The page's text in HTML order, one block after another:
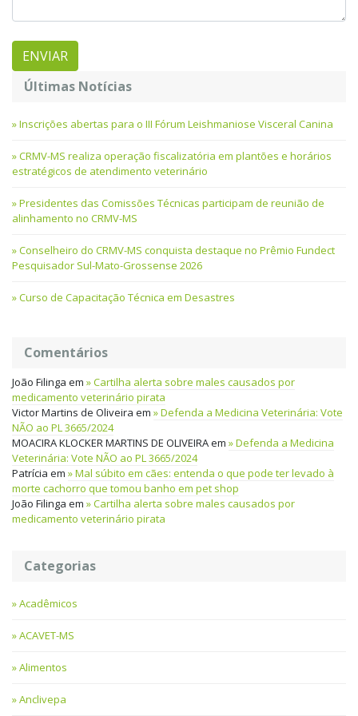
Últimas Notícias
Inscrições abertas para o III Fórum Leishmaniose Visceral Canina
CRMV-MS realiza operação fiscalizatória em plantões e horários
estratégicos de atendimento veterinário
Presidentes das Comissões Técnicas participam de reunião de
alinhamento no CRMV-MS
Conselheiro do CRMV-MS conquista destaque no Prêmio Fundect
Pesquisador Sul-Mato-Grossense 2026
Curso de Capacitação Técnica em Desastres
Comentários
João Filinga em
Cartilha alerta sobre males causados por
medicamento veterinário pirata
Victor Martins de Oliveira em
Defenda a Medicina Veterinária: Vote
NÃO ao PL 3665/2024
MOACIRA KLOCKER MARTINS DE OLIVEIRAem
Defenda a Medicina
Veterinária: Vote NÃO ao PL 3665/2024
Patrícia em
Mal súbito em cães: entenda o que pode ter levado à
morte cachorro que tomou banho em pet shop
João Filinga em
Cartilha alerta sobre males causados por
medicamento veterinário pirata
Categorias
Acadêmicos
ACAVET-MS
Alimentos
Anclivepa